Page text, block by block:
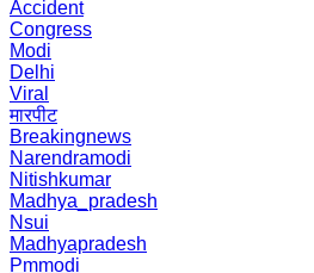
Accident
Congress
Modi
Delhi
Viral
मारपीट
Breakingnews
Narendramodi
Nitishkumar
Madhya_pradesh
Nsui
Madhyapradesh
Pmmodi